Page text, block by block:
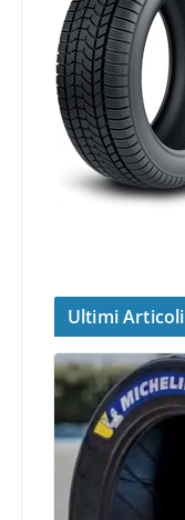
Ultimi Articoli